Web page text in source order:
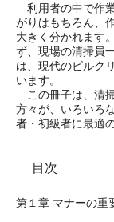
利用者の中で作
がりはもちろん、
大きく分かれます
ず、現場の清掃員
は、現代のビルク
います。
この冊子は、清
方々が、いろいろ
者・初級者に最適
目次
第１章 マナーの重